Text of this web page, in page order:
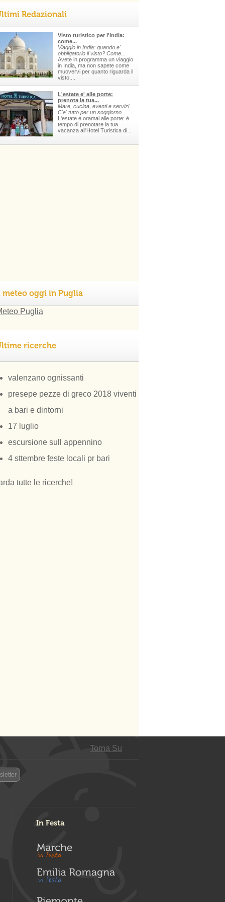
Redazionali
Visto turistico per l'India:
come...
Viaggio in India: quando e'
obbligatorio il visto? Come...
Avete in programma un viaggio
in India, ma non sapete come
muovervi per quanto riguarda il
visto,...
L'estate e' alle porte:
prenota la tua...
Mare, cucina, eventi e servizi.
C'e' tutto per un soggiorno...
L'estate è oramai alle porte: è
tempo di prenotare la tua
vacanza all'Hotel Turistica di...
meteo oggi in Puglia
ricerche
valenzano ognissanti
presepe pezze di greco 2018 viventi
a bari e dintorni
17 luglio
escursione sull appennino
4 sttembre feste locali pr bari
tutte le ricerche!
Torna Su
In Festa